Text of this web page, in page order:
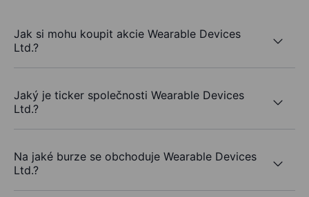
Jak si mohu koupit akcie Wearable Devices
Ltd.?
Jaký je ticker společnosti Wearable Devices
Ltd.?
Na jaké burze se obchoduje Wearable Devices
Ltd.?